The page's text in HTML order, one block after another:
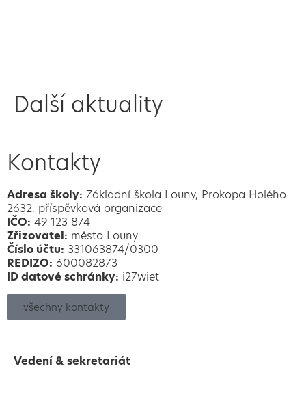
Další aktuality
Kontakty
Adresa školy: Základní škola Louny, Prokopa Holého
2632, příspěvková organizace
IČO: 49 123 874
Zřizovatel: město Louny
Číslo účtu: 331063874/0300
REDIZO: 600082873
ID datové schránky: i27wiet
všechny kontakty
Vedení & sekretariát